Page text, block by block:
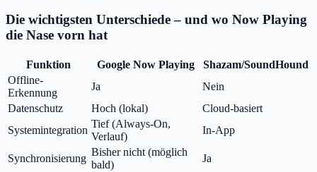
Die wichtigsten Unterschiede – und wo Now Playing
die Nase vorn hat
Funktion Google Now Playing
Shazam/SoundHound
Offline-
Erkennung
Ja
Nein
Datenschutz
Hoch (lokal)
Cloud-basiert
Systemintegration
Tief (Always-On,
Verlauf)
In-App
Synchronisierung
Bisher nicht (möglich
bald)
Ja